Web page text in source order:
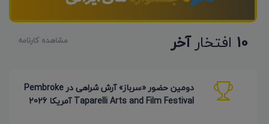
10 افتخارآخر مشاهده کارنامه
دومین حضور «سرباز» آرش شراهی در Pembroke
Taparelli Arts and Film Festival آمریکا 2026